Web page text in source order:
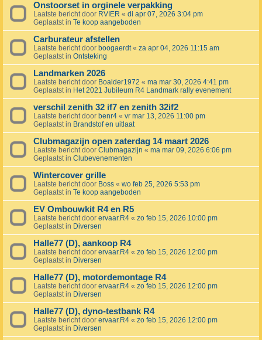
Onstoorset in orginele verpakking
Laatste bericht door RVIER « di apr 07, 2026 3:04 pm
Geplaatst in Te koop aangeboden
Carburateur afstellen
Laatste bericht door boogaerdt« za apr 04, 2026 11:15 am
Geplaatst in Ontsteking
Landmarken 2026
Laatste bericht door Boalder1972 « ma mar 30, 2026 4:41 pm
Geplaatst in Het 2021 Jubileum R4 Landmark rally evenement
verschil zenith 32 if7 en zenith 32if2
Laatste bericht door benr4 « vr mar 13, 2026 11:00 pm
Geplaatst in Brandstof en uitlaat
Clubmagazijn open zaterdag 14 maart 2026
Laatste bericht door Clubmagazijn « ma mar 09, 2026 6:06 pm
Geplaatst in Clubevenementen
Wintercover grille
Laatste bericht door Boss « wo feb 25, 2026 5:53 pm
Geplaatst in Te koop aangeboden
EV Ombouwkit R4 en R5
Laatste bericht door ervaar.R4 « zo feb 15, 2026 10:00 pm
Geplaatst in Diversen
Halle77 (D), aankoop R4
Laatste bericht door ervaar.R4 « zo feb 15, 2026 12:00 pm
Geplaatst in Diversen
Halle77 (D), motordemontage R4
Laatste bericht door ervaar.R4 « zo feb 15, 2026 12:00 pm
Geplaatst in Diversen
Halle77 (D), dyno-testbank R4
Laatste bericht door ervaar.R4 « zo feb 15, 2026 12:00 pm
Geplaatst in Diversen